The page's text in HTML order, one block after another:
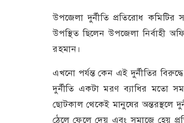
উপজেলা দুর্নীতি প্রতিরোধ
উপস্থিত ছিলেন উপজেলা নির্বাহী
রহমান।
এখনো পর্যন্ত কেন এই দুর্নীতির
দুর্নীতি একটা মরণ ব্যাধির মতো
ছোটকাল থেকেই মানুষের অন্তরস্থলে
ঠেলে ফেলে দেয় এবং সমাজে হেয়